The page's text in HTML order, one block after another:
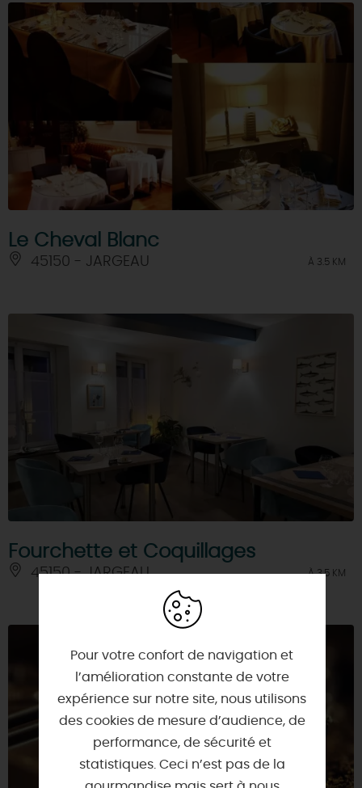
Le Cheval Blanc
45150 - JARGEAU À 3.5 KM
Fourchette et Coquillages
45150 - JARGEAU À 3.5 KM
Pour votre confort de navigation et
l’amélioration constante de votre
expérience sur notre site, nous utilisons
des cookies de mesure d’audience, de
performance, de sécurité et
statistiques. Ceci n’est pas de la